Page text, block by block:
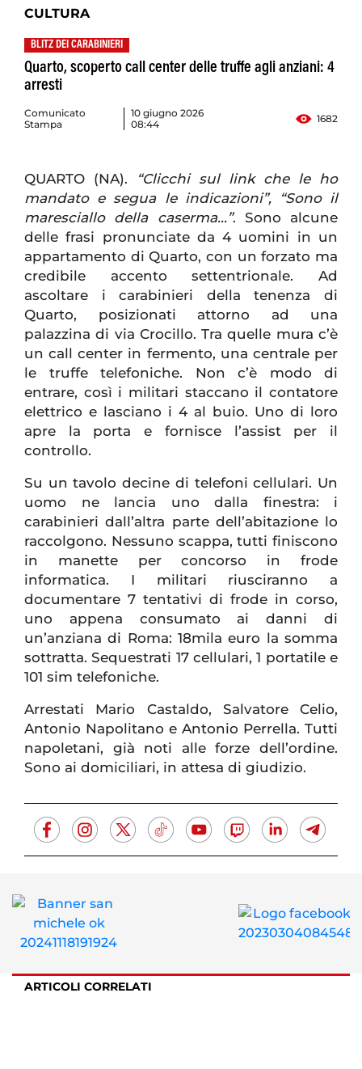
CULTURA
BLITZ DEI CARABINIERI
Quarto, scoperto call center delle truffe agli anziani: 4
arresti
Comunicato
Stampa
10 giugno 2026
08:44
1682
QUARTO (NA).
“Clicchi sul link che le ho
mandato e segua le indicazioni”, “Sono il
maresciallo della caserma…”. Sono alcune
delle frasi pronunciate da 4 uomini in un
appartamento di Quarto, con un forzato ma
credibile accento settentrionale. Ad
ascoltare i carabinieri della tenenza di
Quarto, posizionati attorno ad una
palazzina di via Crocillo. Tra quelle mura c’è
un call center in fermento, una centrale per
le truffe telefoniche. Non c’è modo di
entrare, così i militari staccano il contatore
elettrico e lasciano i 4 al buio. Uno di loro
apre la porta e fornisce l’assist per il
controllo.
Su un tavolo decine di telefoni cellulari. Un
uomo ne lancia uno dalla finestra: i
carabinieri dall’altra parte dell’abitazione lo
raccolgono. Nessuno scappa, tutti finiscono
in manette per concorso in frode
informatica. I militari riusciranno a
documentare 7 tentativi di frode in corso,
uno appena consumato ai danni di
un’anziana di Roma: 18mila euro la somma
sottratta. Sequestrati 17 cellulari, 1 portatile e
101 sim telefoniche.
Arrestati Mario Castaldo, Salvatore Celio,
Antonio Napolitano e Antonio Perrella. Tutti
napoletani, già noti alle forze dell’ordine.
Sono ai domiciliari, in attesa di giudizio.
ARTICOLI CORRELATI